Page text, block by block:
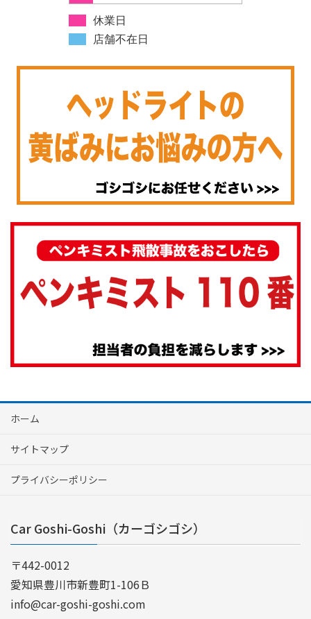
休業日
店舗不在日
ホーム
サイトマップ
プライバシーポリシー
Car Goshi-Goshi（カーゴシゴシ）
〒442-0012
愛知県豊川市新豊町1-106Ｂ
info@car-goshi-goshi.com